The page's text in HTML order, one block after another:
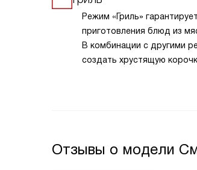
Режим «Гриль»
приготовления блюд из
В комбинации с другими
создать хрустящую
Отзывы о модели